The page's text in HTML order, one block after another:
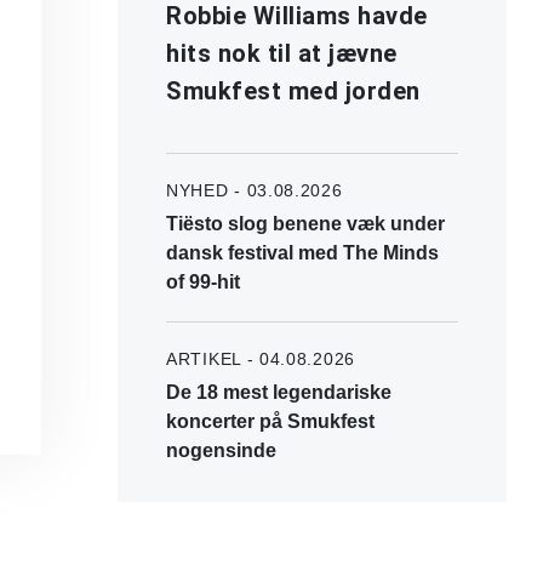
Robbie Williams havde
hits nok til at jævne
Smukfest med jorden
NYHED - 03.08.2026
Tiësto slog benene væk under
dansk festival med The Minds
of 99-hit
ARTIKEL - 04.08.2026
De 18 mest legendariske
koncerter på Smukfest
nogensinde